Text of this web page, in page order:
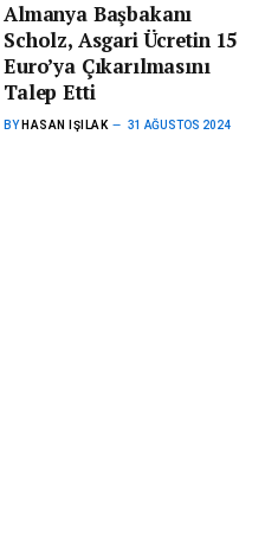
Almanya Başbakanı
Scholz, Asgari Ücretin 15
Euro’ya Çıkarılmasını
Talep Etti
BY HASAN IŞILAK 31 AĞUSTOS 2024